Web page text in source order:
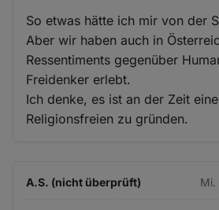
So etwas hätte ich mir von der
Aber wir haben auch in
Ressentiments gegenüber
Freidenker erlebt.
Ich denke, es ist an der Zeit
Religionsfreien zu gründen.
A.S. (nicht überprüft) Mi.